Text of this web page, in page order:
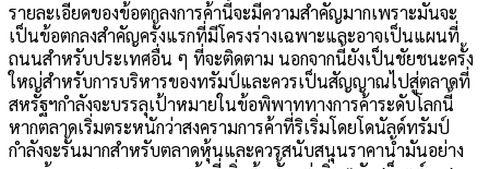
รายละเอียดของข้อตกลงการค้านี้จะมีความสำคัญมากเพราะมันจะ
เป็นข้อตกลงสำคัญครั้งแรกที่มีโครงร่างเฉพาะและอาจเป็นแผนที่
ถนนสำหรับประเทศอื่น ๆ ที่จะติดตาม นอกจากนี้ยังเป็นชัยชนะครั้ง
ใหญ่สำหรับการบริหารของทรัมป์และควรเป็นสัญญาณไปสู่ตลาดที่
สหรัฐฯกำลังจะบรรลุเป้าหมายในข้อพิพาททางการค้าระดับโลกนี้
หากตลาดเริ่มตระหนักว่าสงครามการค้าที่ริเริ่มโดยโดนัลด์ทรัมป์
กำลังจะรั้นมากสำหรับตลาดหุ้นและควรสนับสนุนราคาน้ำมันอย่าง